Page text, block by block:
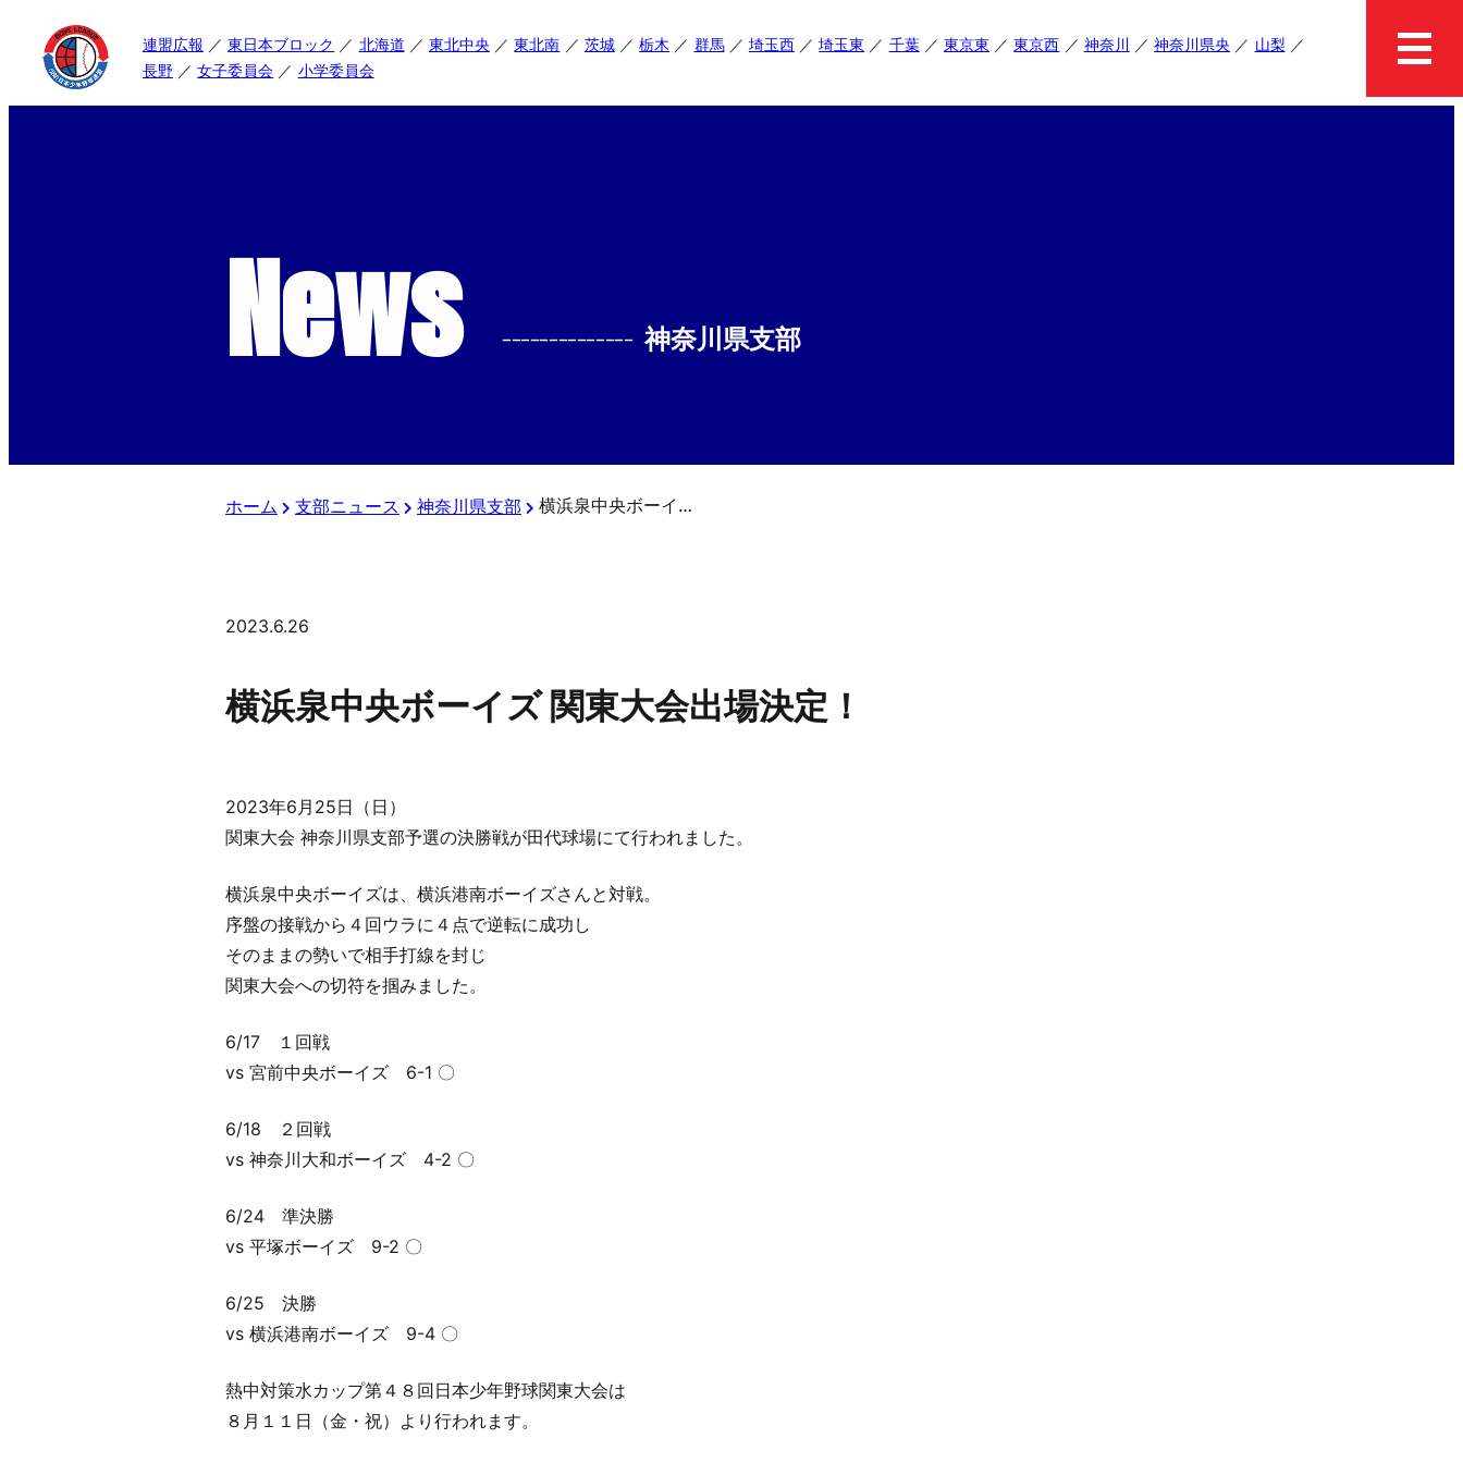
連盟広報 東日本ブロック 北海道 東北中央 東北南 茨城 栃木 群馬 埼玉西 埼玉東 千葉 東京東 東京西 神奈川 神奈川県央
山梨
長野
女子委員会 小学委員会
News -------------- 神奈川県支部
ホーム 支部ニュース 神奈川県支部 横浜泉中央ボーイズ 関東大会出場決定！
2023.6.26
横浜泉中央ボーイズ 関東大会出場決定！
2023年6月25日（日）
関東大会 神奈川県支部予選の決勝戦が田代球場にて行われました。
横浜泉中央ボーイズは、横浜港南ボーイズさんと対戦。
序盤の接戦から４回ウラに４点で逆転に成功し
そのままの勢いで相手打線を封じ
関東大会への切符を掴みました。
6/17 １回戦
vs 宮前中央ボーイズ 6-1 〇
6/18 ２回戦
vs 神奈川大和ボーイズ 4-2 〇
6/24 準決勝
vs 平塚ボーイズ 9-2 〇
6/25 決勝
vs 横浜港南ボーイズ 9-4 〇
熱中対策水カップ第４８回日本少年野球関東大会は
８月１１日（金・祝）より行われます。